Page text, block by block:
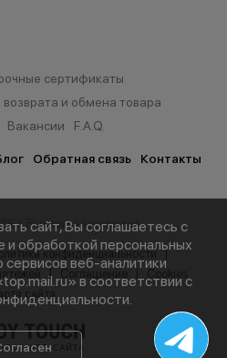
сертификаты
возврата и обмена товара
Вакансии F.A.Q.
Обратная связь Контакты
г. Все права защищены.
конфиденциальности
сайта
сайт, Вы соглашаетесь с
и обработкой персональных
веб-аналитики
в соответствии с
.